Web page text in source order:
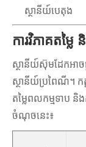
ស្ថានីយ៍បេតុង
ការវិភាគតម្ល
ស្ថានីយ៍ស៊ុមដែកអា
ស្ថានីយ៍ប្រពៃណី។ ក
តម្លៃពលកម្មទាប និ
ចំណុចនេះ៖